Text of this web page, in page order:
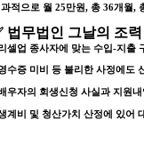
적으로 월 25만원, 총 36개월,
법무법인 그날의 조
셀업 종사자에 맞는 수입-지출
수증 미비 등 불리한 사정에도
우자의 회생신청 사실과 지원
계비 및 청산가치 산정에 있어